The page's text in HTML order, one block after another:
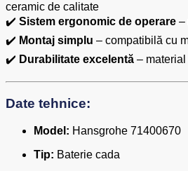
ceramic de calitate
✔️ Sistem ergonomic de operare –
✔️ Montaj simplu – compatibilă cu
✔️ Durabilitate excelentă –
Date tehnice:
Model: Hansgrohe 71400670
Tip: Baterie cada